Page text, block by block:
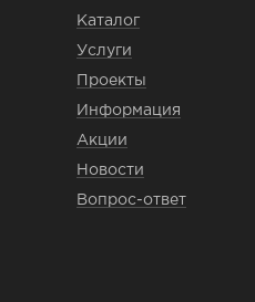
Каталог
Услуги
Проекты
Информация
Акции
Новости
Вопрос-ответ